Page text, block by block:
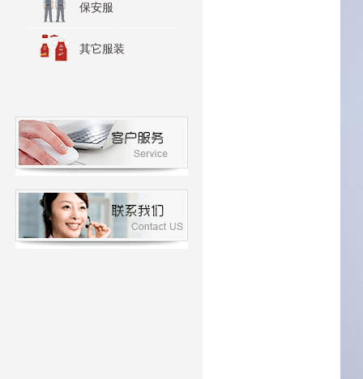
保安服
其它服装